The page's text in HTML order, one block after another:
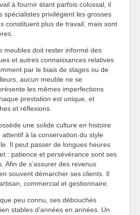
à fournir étant parfois colossal, il
spécialistes privilégient les grosses
constituent plus de travail, mais sont
meubles doit rester informé des
et autres connaissances relatives
par le biais de stages ou de
aucun meuble ne se
les mêmes imperfections
prestation est unique, et
et réflexions.
une solide culture en histoire
attentif à la conservation du style
Il peut passer de longues heures
: patience et persévérance sont ses
Afin de s’assurer des revenus
souvent démarcher ses clients. Il
commercial et gestionnaire.
peu connu, ses débouchés
stables d’années en années. Un